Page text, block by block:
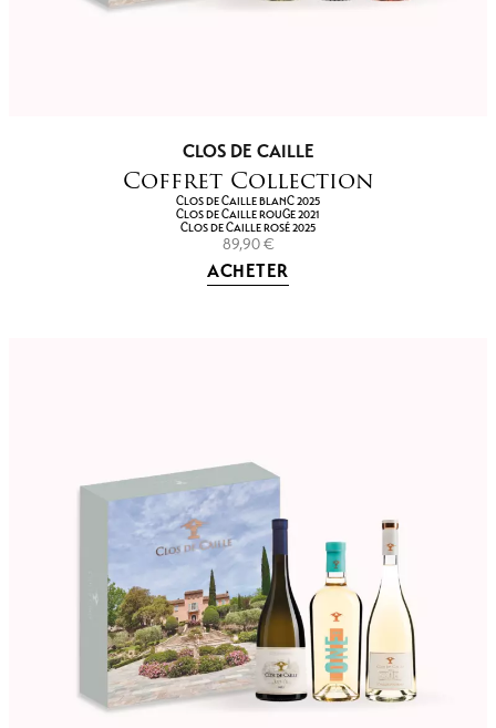
CLOS DE CAILLE
Coffret Collection
CLOS DE CAILLE BLANC 2025
CLOS DE CAILLE ROUGE 2021
CLOS DE CAILLE ROSÉ 2025
89,90€
ACHETER